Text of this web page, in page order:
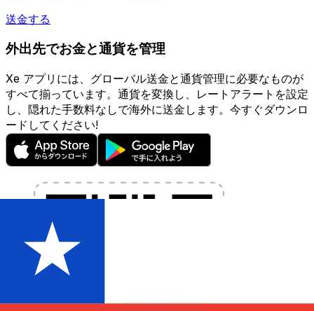
送金する
外出先でお金と通貨を管理
Xe アプリには、グローバル送金と通貨管理に必要なものが
すべて揃っています。通貨を変換し、レートアラートを設定
し、隠れた手数料なしで海外に送金します。今すぐダウンロ
ードしてください!